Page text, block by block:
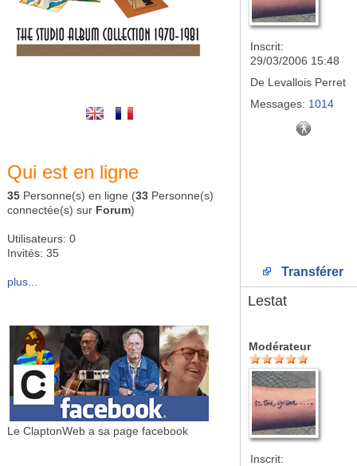
Qui est en ligne
35 Personne(s) en ligne (33 Personne(s)
connectée(s) sur Forum)
Utilisateurs: 0
Invités: 35
plus...
Le ClaptonWeb a sa page facebook
Inscrit:
29/03/2006 15:48
De Levallois Perret
Messages: 1014
Transférer
Lestat
Modérateur
Inscrit: